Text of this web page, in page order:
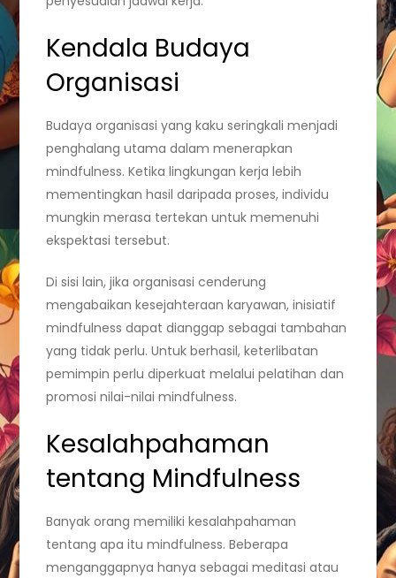
Kendala Budaya
Organisasi
Budaya organisasi yang kaku seringkali menjadi
penghalang utama dalam menerapkan
mindfulness. Ketika lingkungan kerja lebih
mementingkan hasil daripada proses, individu
mungkin merasa tertekan untuk memenuhi
ekspektasi tersebut.
Di sisi lain, jika organisasi cenderung
mengabaikan kesejahteraan karyawan, inisiatif
mindfulness dapat dianggap sebagai tambahan
yang tidak perlu. Untuk berhasil, keterlibatan
pemimpin perlu diperkuat melalui pelatihan dan
promosi nilai-nilai mindfulness.
Kesalahpahaman
tentang Mindfulness
Banyak orang memiliki kesalahpahaman
tentang apa itu mindfulness. Beberapa
menganggapnya hanya sebagai meditasi atau